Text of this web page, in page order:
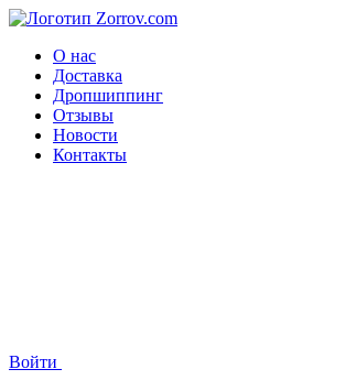
О нас
Доставка
Дропшиппинг
Отзывы
Новости
Контакты
Войти